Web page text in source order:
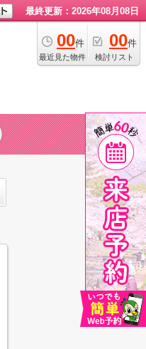
最終更新：2026年08月08日
00件
最近見た物件
00件
検討リスト